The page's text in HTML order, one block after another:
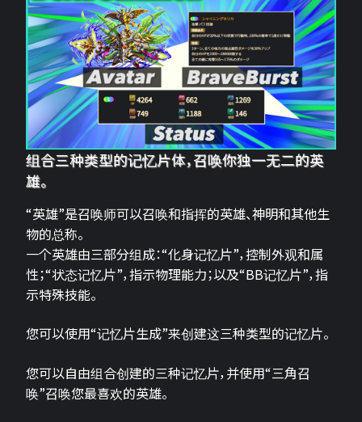
组合三种类型的记忆片体，召唤你独一无二的英
雄。
“英雄”是召唤师可以召唤和指挥的英雄、神明和其他生
物的总称。
一个英雄由三部分组成：“化身记忆片”，控制外观和属
性；“状态记忆片”，指示物理能力；以及“BB记忆片”，指
示特殊技能。
您可以使用“记忆片生成”来创建这三种类型的记忆片。
您可以自由组合创建的三种记忆片，并使用“三角召
唤”召唤您最喜欢的英雄。